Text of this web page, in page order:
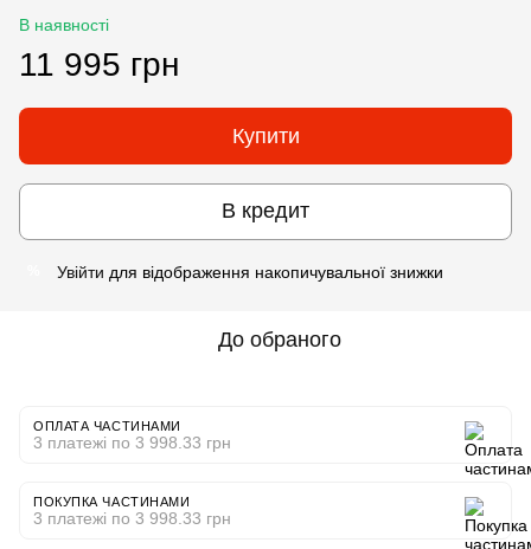
В наявності
11 995 грн
Купити
В кредит
Увійти для відображення накопичувальної знижки
До обраного
ОПЛАТА ЧАСТИНАМИ
3 платежі по 3 998.33 грн
ПОКУПКА ЧАСТИНАМИ
3 платежі по 3 998.33 грн